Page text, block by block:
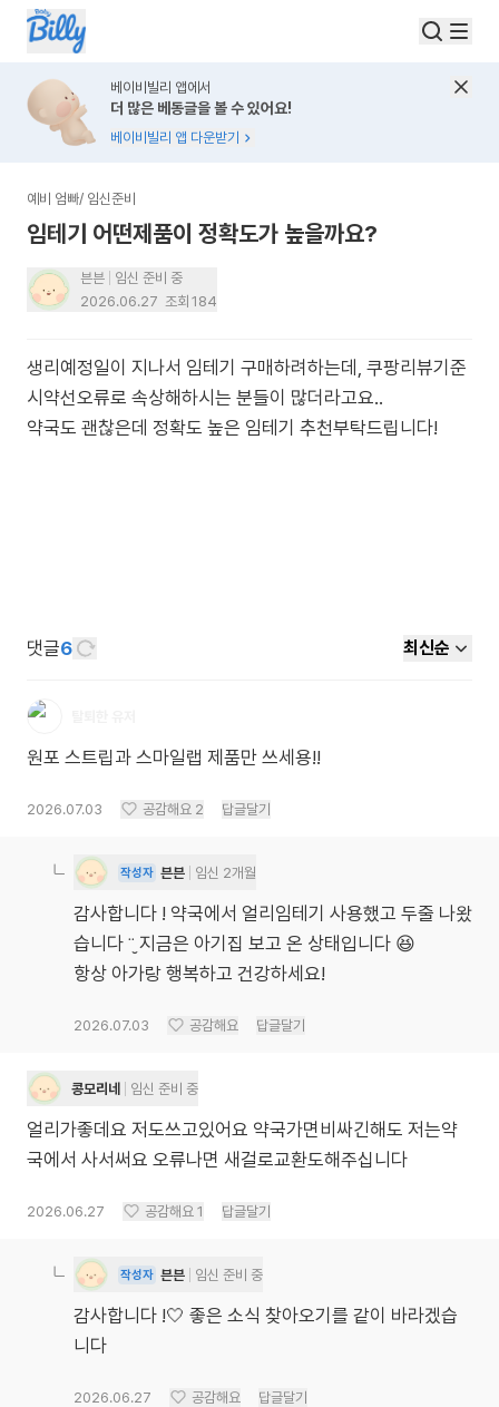
베이비빌리 앱에서
더 많은 베동글을 볼 수 있어요!
베이비빌리 앱 다운받기
예비 엄빠/ 임신준비
임테기 어떤제품이 정확도가 높을까요?
븐븐
임신 준비 중
2026.06.27 조회 184
생리예정일이 지나서 임테기 구매하려하는데, 쿠팡리뷰기준
시약선오류로 속상해하시는 분들이 많더라고요..
약국도 괜찮은데 정확도 높은 임테기 추천부탁드립니다!
댓글6 최신순
원포 스트립과 스마일랩 제품만 쓰세용!!
2026.07.03 공감해요 2 답글달기
작성자 븐븐 임신 2개월
감사합니다 ! 약국에서 얼리임테기 사용했고 두줄 나왔
습니다 ¨̮ 지금은 아기집 보고 온 상태입니다 😆
항상 아가랑 행복하고 건강하세요!
2026.07.03 공감해요 답글달기
콩모리네 임신 준비 중
얼리가좋데요 저도쓰고있어요 약국가면비싸긴해도 저는약
국에서 사서써요 오류나면 새걸로교환도해주십니다
2026.06.27 공감해요 1 답글달기
작성자 븐븐 임신 준비 중
감사합니다 !🤍 좋은 소식 찾아오기를 같이 바라겠습
니다
2026.06.27 공감해요 답글달기